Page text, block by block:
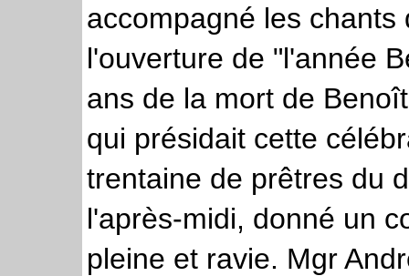
accompagné les
l'ouverture de "l'année
ans de la mort de
qui présidait cette
trentaine de prêtres du
l'après-midi, donné un
pleine et ravie. Mgr